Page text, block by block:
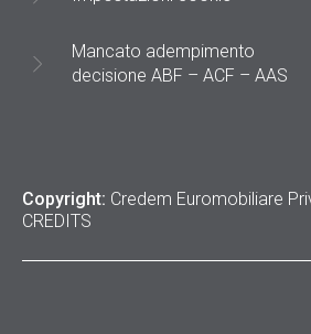
Mancato adempimento
decisione ABF – ACF – AAS
Copyright: Credem Euromobiliare
CREDITS